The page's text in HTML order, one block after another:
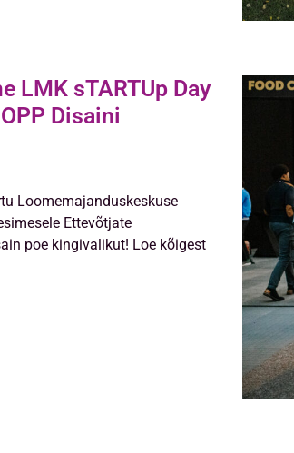
LMK sTARTUp Day
Disaini
Loomemajanduskeskuse
Ettevõtjate
poe kingivalikut! Loe kõigest